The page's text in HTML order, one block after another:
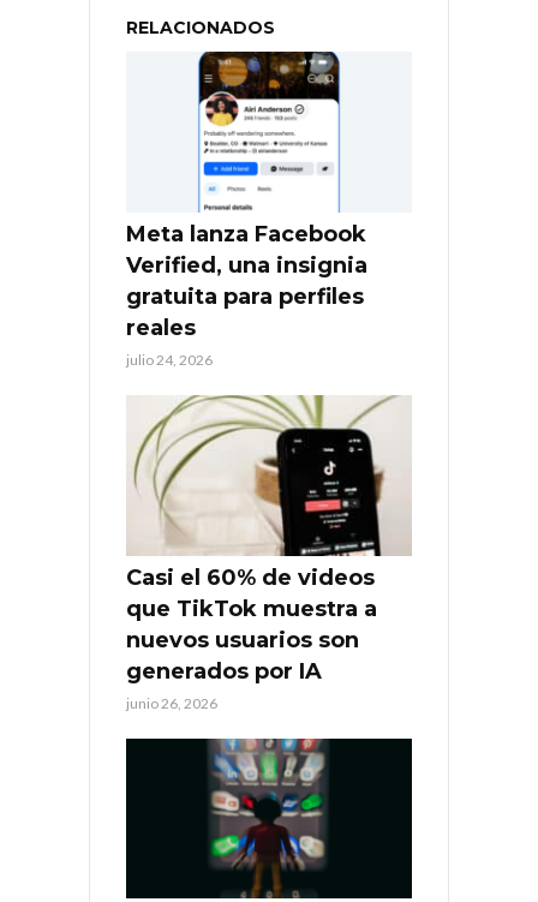
RELACIONADOS
Meta lanza Facebook
Verified, una insignia
gratuita para perfiles
reales
julio 24, 2026
Casi el 60% de videos
que TikTok muestra a
nuevos usuarios son
generados por IA
junio 26, 2026